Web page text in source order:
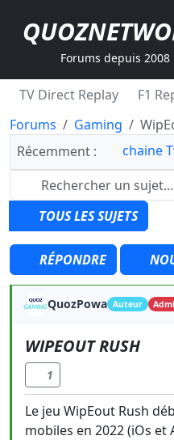
Forums depuis 2008
TV Direct Replay F1
Forums
Gaming
Récemment :
chaine
TOUS LES SUJETS
RÉPONDRE
QuozPowa Auteur
WIPEOUT RUSH
1
Le jeu WipEout Rush
mobiles en 2022 (iOs et